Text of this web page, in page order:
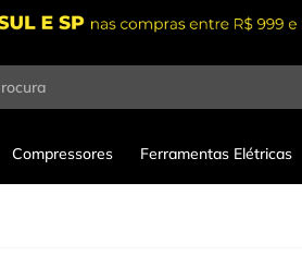
Compressores Ferramentas Elétricas